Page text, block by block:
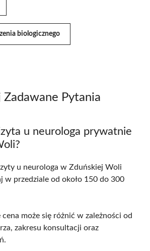
biologicznego
Zadawane Pytania
u neurologa prywatnie
u neurologa w Zduńskiej Woli
w przedziale od około 150 do 300
może się różnić w zależności od
zakresu konsultacji oraz